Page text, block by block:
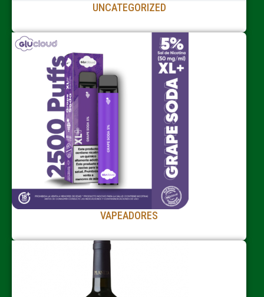
UNCATEGORIZED
VAPEADORES